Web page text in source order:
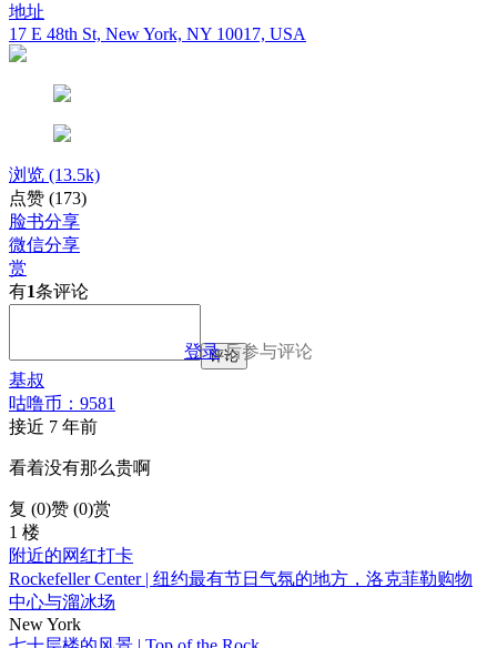
地址
17 E 48th St, New York, NY 10017, USA
浏览 (13.5k)
点赞 (173)
脸书分享
微信分享
赏
有1条评论
登录后参与评论
评论
基叔
咕噜币：9581
接近 7 年前
看着没有那么贵啊
复 (0)赞 (0)赏
1 楼
附近的网红打卡
Rockefeller Center | 纽约最有节日气氛的地方，洛克菲勒购物
中心与溜冰场
New York